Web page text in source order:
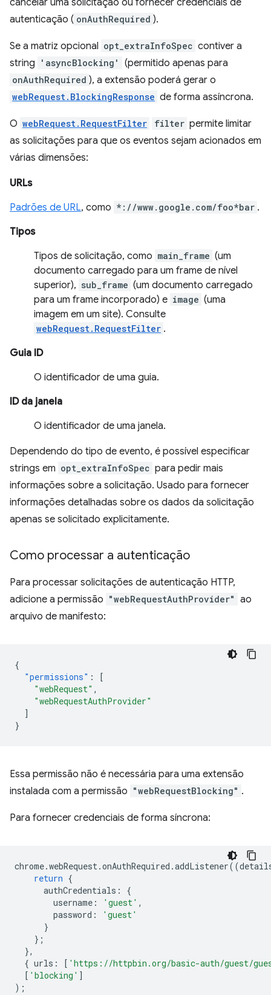
cancelar uma solicitação ou fornecer credenciais de
autenticação ( onAuthRequired ).
Se a matriz opcional opt_extraInfoSpec contiver a
string
'asyncBlocking' (permitido apenas para
onAuthRequired ), a extensão poderá gerar o
webRequest.BlockingResponse de forma assíncrona.
O webRequest.RequestFilter filter permite limitar
as solicitações para que os eventos sejam acionados em
várias dimensões:
URLs
Padrões de URL, como *://www.google.com/foo*bar .
Tipos
Tipos de solicitação, como main_frame (um
documento carregado para um frame de nível
superior), sub_frame (um documento carregado
para um frame incorporado) e image (uma
imagem em um site). Consulte
webRequest.RequestFilter .
Guia ID
O identificador de uma guia.
ID da janela
O identificador de uma janela.
Dependendo do tipo de evento, é possível especificar
strings em opt_extraInfoSpec para pedir mais
informações sobre a solicitação. Usado para fornecer
informações detalhadas sobre os dados da solicitação
apenas se solicitado explicitamente.
Como processar a autenticação
Para processar solicitações de autenticação HTTP,
adicione a permissão "webRequestAuthProvider" ao
arquivo de manifesto:
{
"permissions" :
[
"webRequest" ,
"webRequestAuthProvider"
]
}
Essa permissão não é necessária para uma extensão
instalada com a permissão "webRequestBlocking" .
Para fornecer credenciais de forma síncrona:
chrome.webRequest.onAuthRequired .addListener((
return {
authCredentials :
{
username : 'guest' ,
password :
'guest'
}
};
},
{ urls : [ 'https://httpbin.org/basic-auth/guest/
[ 'blocking' ]
);